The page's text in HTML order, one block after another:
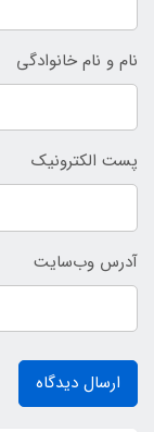
نام و نام خانوادگی
پست الکترونیک
آدرس وب‌سایت
ارسال دیدگاه